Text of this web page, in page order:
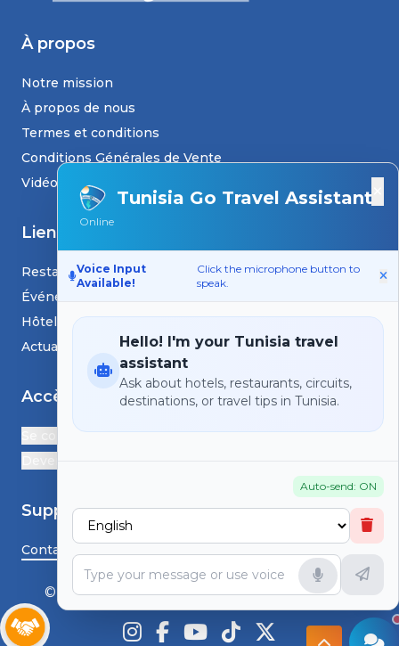
Tunisia Go Travel Assistant
Online
Voice Input
Available!
Click the microphone button to
speak.
Hello! I'm your Tunisia travel
assistant
Ask about hotels, restaurants, circuits,
destinations, or travel tips in Tunisia.
Auto-send: ON
À propos
Notre mission
À propos de nous
Termes et conditions
Conditions Générales de Vente
Vidéos
Liens
Restaurants
Événements
Hôtels
Actualités et blogs
Accès
Se connecter
Support
Contactez-nous
© HS TunisiaGoTravel - Tous droits réservés.